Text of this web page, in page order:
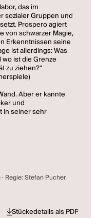
das im
sozialer Gruppen und
Prospero agiert
von schwarzer Magie,
Erkenntnissen seine
ist allerdings: Was
ist die Grenze
zu ziehen?“
Aber er kannte
und
in seiner sehr
Regie: Stefan Pucher
Stückedetails als PDF